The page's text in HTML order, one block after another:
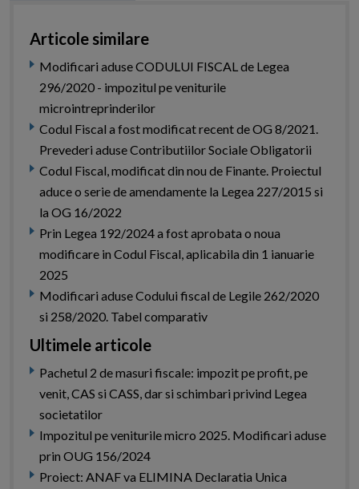
Articole similare
Modificari aduse CODULUI FISCAL de Legea
296/2020 - impozitul pe veniturile
microintreprinderilor
Codul Fiscal a fost modificat recent de OG 8/2021.
Prevederi aduse Contributiilor Sociale Obligatorii
Codul Fiscal, modificat din nou de Finante. Proiectul
aduce o serie de amendamente la Legea 227/2015 si
la OG 16/2022
Prin Legea 192/2024 a fost aprobata o noua
modificare in Codul Fiscal, aplicabila din 1 ianuarie
2025
Modificari aduse Codului fiscal de Legile 262/2020
si 258/2020. Tabel comparativ
Ultimele articole
Pachetul 2 de masuri fiscale: impozit pe profit, pe
venit, CAS si CASS, dar si schimbari privind Legea
societatilor
Impozitul pe veniturile micro 2025. Modificari aduse
prin OUG 156/2024
Proiect: ANAF va ELIMINA Declaratia Unica